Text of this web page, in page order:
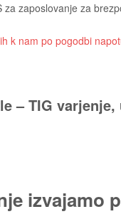
zaposlovanje za
k nam po pogodbi
– TIG
izvajamo